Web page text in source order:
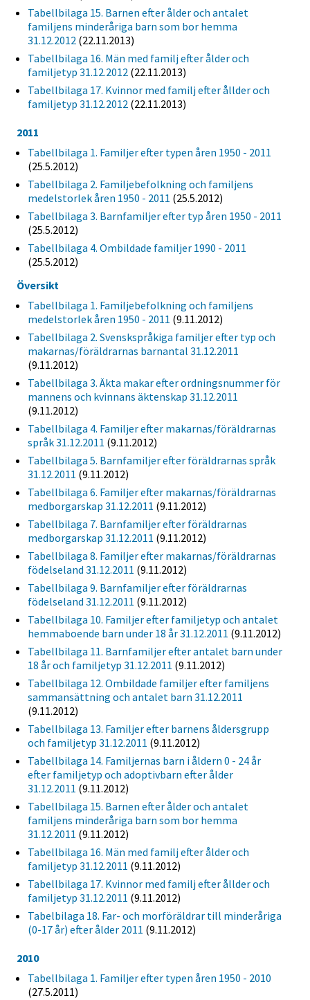
Tabellbilaga 15. Barnen efter ålder och antalet
familjens minderåriga barn som bor hemma
31.12.2012 (22.11.2013)
Tabellbilaga 16. Män med familj efter ålder och
familjetyp 31.12.2012 (22.11.2013)
Tabellbilaga 17. Kvinnor med familj efter ållder och
familjetyp 31.12.2012 (22.11.2013)
2011
Tabellbilaga 1. Familjer efter typen åren 1950 - 2011
(25.5.2012)
Tabellbilaga 2. Familjebefolkning och familjens
medelstorlek åren 1950 - 2011 (25.5.2012)
Tabellbilaga 3. Barnfamiljer efter typ åren 1950 - 2011
(25.5.2012)
Tabellbilaga 4. Ombildade familjer 1990 - 2011
(25.5.2012)
Översikt
Tabellbilaga 1. Familjebefolkning och familjens
medelstorlek åren 1950 - 2011 (9.11.2012)
Tabellbilaga 2. Svenskspråkiga familjer efter typ och
makarnas/föräldrarnas barnantal 31.12.2011
(9.11.2012)
Tabellbilaga 3. Äkta makar efter ordningsnummer för
mannens och kvinnans äktenskap 31.12.2011
(9.11.2012)
Tabellbilaga 4. Familjer efter makarnas/föräldrarnas
språk 31.12.2011 (9.11.2012)
Tabellbilaga 5. Barnfamiljer efter föräldrarnas språk
31.12.2011 (9.11.2012)
Tabellbilaga 6. Familjer efter makarnas/föräldrarnas
medborgarskap 31.12.2011 (9.11.2012)
Tabellbilaga 7. Barnfamiljer efter föräldrarnas
medborgarskap 31.12.2011 (9.11.2012)
Tabellbilaga 8. Familjer efter makarnas/föräldrarnas
födelseland 31.12.2011 (9.11.2012)
Tabellbilaga 9. Barnfamiljer efter föräldrarnas
födelseland 31.12.2011 (9.11.2012)
Tabellbilaga 10. Familjer efter familjetyp och antalet
hemmaboende barn under 18 år 31.12.2011 (9.11.2012)
Tabellbilaga 11. Barnfamiljer efter antalet barn under
18 år och familjetyp 31.12.2011 (9.11.2012)
Tabellbilaga 12. Ombildade familjer efter familjens
sammansättning och antalet barn 31.12.2011
(9.11.2012)
Tabellbilaga 13. Familjer efter barnens åldersgrupp
och familjetyp 31.12.2011 (9.11.2012)
Tabellbilaga 14. Familjernas barn i åldern 0 - 24 år
efter familjetyp och adoptivbarn efter ålder
31.12.2011 (9.11.2012)
Tabellbilaga 15. Barnen efter ålder och antalet
familjens minderåriga barn som bor hemma
31.12.2011 (9.11.2012)
Tabellbilaga 16. Män med familj efter ålder och
familjetyp 31.12.2011 (9.11.2012)
Tabellbilaga 17. Kvinnor med familj efter ållder och
familjetyp 31.12.2011 (9.11.2012)
Tabelbilaga 18. Far- och morföräldrar till minderåriga
(0-17 år) efter ålder 2011 (9.11.2012)
2010
Tabellbilaga 1. Familjer efter typen åren 1950 - 2010
(27.5.2011)